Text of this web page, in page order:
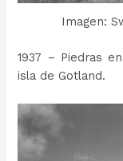
Imagen:
1937 – Piedras
isla de Gotland.